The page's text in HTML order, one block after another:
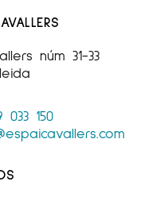
núm 31-33
033 150